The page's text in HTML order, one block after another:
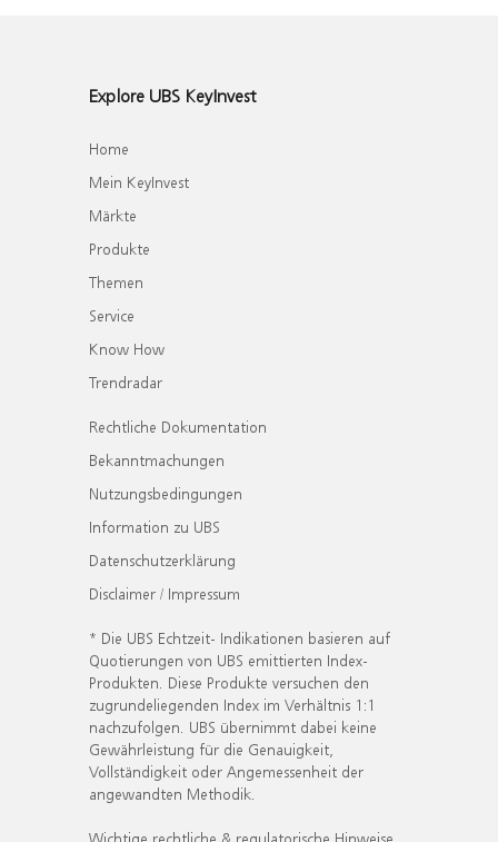
Explore UBS KeyInvest
Home
Mein KeyInvest
Märkte
Produkte
Themen
Service
Know How
Trendradar
Rechtliche Dokumentation
Bekanntmachungen
Nutzungsbedingungen
Information zu UBS
Datenschutzerklärung
Disclaimer / Impressum
* Die UBS Echtzeit- Indikationen basieren auf
Quotierungen von UBS emittierten Index-
Produkten. Diese Produkte versuchen den
zugrundeliegenden Index im Verhältnis 1:1
nachzufolgen. UBS übernimmt dabei keine
Gewährleistung für die Genauigkeit,
Vollständigkeit oder Angemessenheit der
angewandten Methodik.